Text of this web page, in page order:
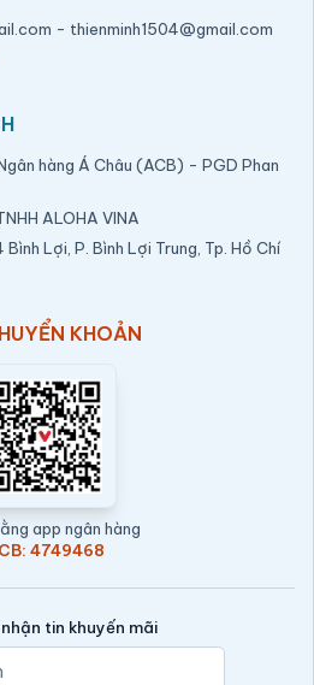
- thienminh1504@gmail.com
hàng Á Châu (ACB) - PGD Phan
ALOHA VINA
Bình Lợi, P. Bình Lợi Trung, Tp. Hồ Chí
KHOẢN
app ngân hàng
4749468
tin khuyến mãi